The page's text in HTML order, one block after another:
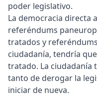
poder legislativo.
La democracia directa
referéndums
tratados y
ciudadanía, tendría
tratado. La ciudadanía
tanto de derogar la
iniciar de nueva.